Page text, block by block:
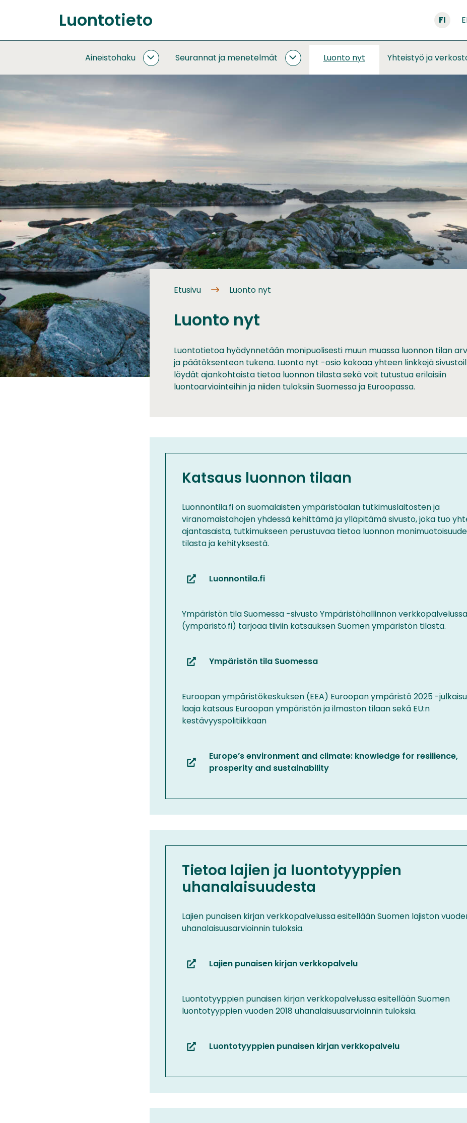
sisältöön
Etusivu
Luontotieto FI
Aineistohaku
AINEISTOHAKU
ALASIVUT
Seurannat ja menetelmät
SEURANNAT
JA
Luonto nyt Yhteistyö ja
Etusivu Luonto nyt
Luonto nyt
Luontotietoa hyödynnetään monipuolisesti muun muassa luonnon tilan
ja päätöksenteon tukena. Luonto nyt -osio kokoaa yhteen linkkejä
löydät ajankohtaista tietoa luonnon tilasta sekä voit tutustua erilaisiin
luontoarviointeihin ja niiden tuloksiin Suomessa ja Euroopassa.
Katsaus luonnon tilaan
Luonnontila.fi on suomalaisten ympäristöalan tutkimuslaitosten ja
viranomaistahojen yhdessä kehittämä ja ylläpitämä sivusto, joka tuo
ajantasaista, tutkimukseen perustuvaa tietoa luonnon
tilasta ja kehityksestä.
Luonnontila.fi
(siirryt
palveluun)
Ympäristön tila Suomessa -sivusto Ympäristöhallinnon verkkopalvelussa
(ympäristö.fi) tarjoaa tiiviin katsauksen Suomen ympäristön tilasta.
Ympäristön tila Suomessa
(siirryt
Euroopan ympäristökeskuksen (EEA) Euroopan ympäristö 2025 -
laaja katsaus Euroopan ympäristön ja ilmaston tilaan sekä EU:n
kestävyyspolitiikkaan
Europe’s environment and climate: knowledge for resilience,
prosperity and sustainability
(siirryt
Tietoa lajien ja luontotyyppien
uhanalaisuudesta
Lajien punaisen kirjan verkkopalvelussaesitellään Suomen lajiston
uhanalaisuusarvioinnin tuloksia.
Lajien punaisen kirjan verkkopalvelu
(siirryt
Luontotyyppien punaisen kirjan verkkopalvelussaesitellään Suomen
luontotyyppien vuoden 2018 uhanalaisuusarvioinnin tuloksia.
Luontotyyppien punaisen kirjan verkkopalvelu
(siirryt
palveluun)